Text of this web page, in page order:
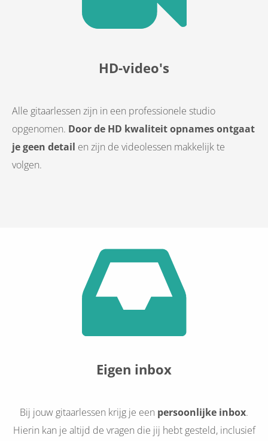
HD-video's
Alle gitaarlessen zijn in een professionele studio
opgenomen. Door de HD kwaliteit opnames ontgaat
je geen detail en zijn de videolessen makkelijk te
volgen.
Eigen inbox
Bij jouw gitaarlessen krijg je een persoonlijke inbox.
Hierin kan je altijd de vragen die jij hebt gesteld, inclusief